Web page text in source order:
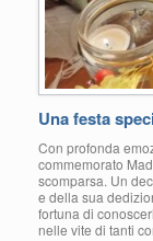
Una festa
Con profonda
commemorato
scomparsa. Un
e della sua
fortuna di
nelle vite di tanti